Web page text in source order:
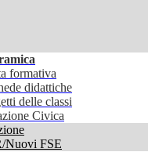
formativa
didattiche
delle classi
Civica
Nuovi FSE